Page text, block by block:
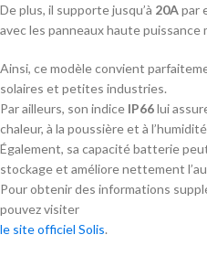
De plus, il supporte jusqu’à 20Apar
avec les panneaux haute puissance
Ainsi, ce modèle convient
solaires et petites industries.
Par ailleurs, son indice IP66lui
chaleur, à la poussière et à
Également, sa capacité batterie
stockage et améliore nettement
Pour obtenir des informations
pouvez visiter
le site officiel Solis.